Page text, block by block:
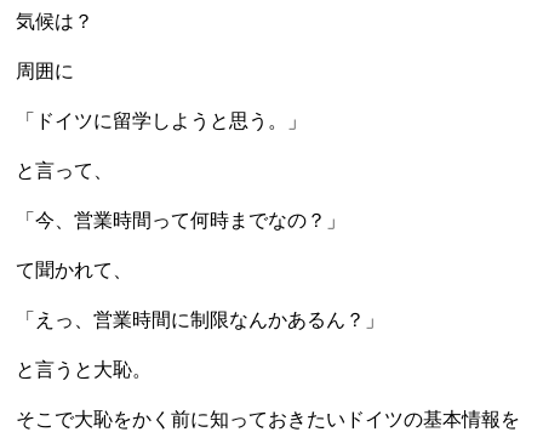
気候は？
周囲に
「ドイツに留学しようと思う。」
と言って、
「今、営業時間って何時までなの？」
て聞かれて、
「えっ、営業時間に制限なんかあるん？」
と言うと大恥。
そこで大恥をかく前に知っておきたいドイツの基本情報を